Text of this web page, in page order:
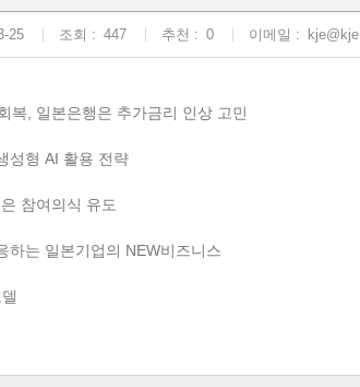
25 조회 : 447 추천 : 0 이메일 :
복, 일본은행은 추가금리 인상 고민
성형 AI 활용 전략
참여의식 유도
하는 일본기업의 NEW비즈니스